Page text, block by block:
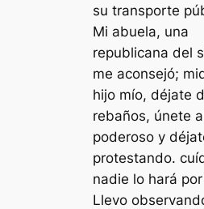
su transporte
Mi abuela, una
republicana del
me aconsejó;
hijo mío, déjate
rebaños, únete
poderoso y
protestando.
nadie lo hará
Llevo